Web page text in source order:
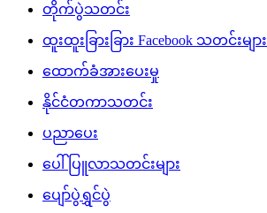
တိုက်ပွဲသတင်း
ထူးထူးခြားခြား Facebook သတင်းများ
ထောက်ခံအားပေးမှု
နိုင်ငံတကာသတင်း
ပညာပေး
ပေါ်ပြူလာသတင်းများ
ပျော်ပွဲရွှင်ပွဲ